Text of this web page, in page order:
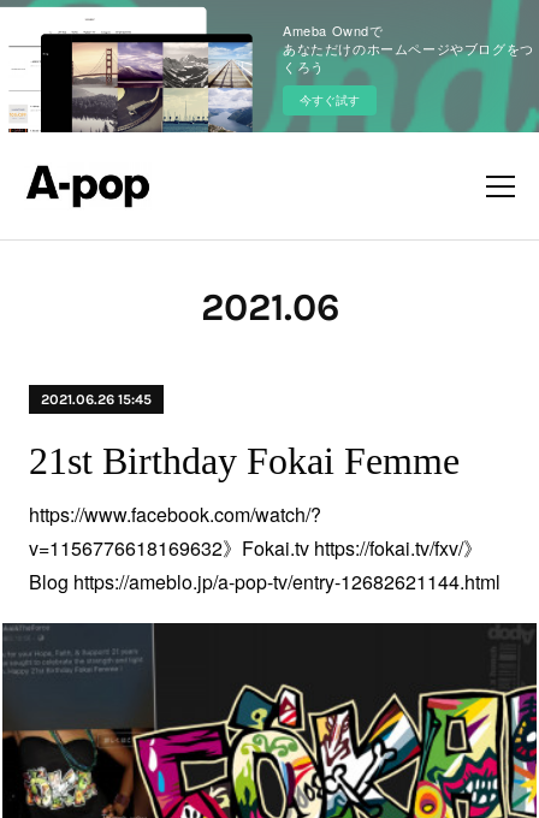
Ameba Owndで
あなただけのホームページやブログをつ
くろう
今すぐ試す
2021.06
2021.06.26 15:45
21st Birthday Fokai Femme
https://www.facebook.com/watch/?
v=1156776618169632》Fokai.tv https://fokai.tv/fxv/》
Blog https://ameblo.jp/a-pop-tv/entry-12682621144.html